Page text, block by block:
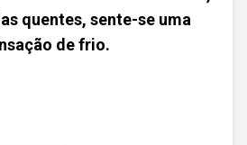
quentes, sente-se uma
de frio.